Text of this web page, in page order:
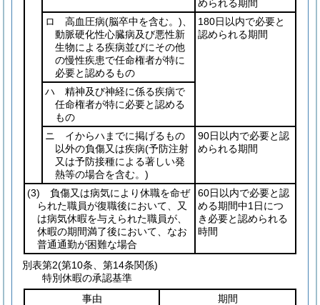
められる期間
ロ 高血圧病(脳卒中を含む。)
動脈硬化性心臓病及び悪性新
生物による疾病並びにその他
の慢性疾患で任命権者が特に
必要と認めるもの
180日以内で必要と
認められる期間
ハ 精神及び神経に係る疾病で
任命権者が特に必要と認める
もの
ニ イからハまでに掲げるもの
以外の負傷又は疾病(予防注射
又は予防接種による著しい発
熱等の場合を含む。)
90日以内で必要と認
められる期間
(3) 負傷又は病気により休職を命ぜ
られた職員が復職後において、又
は病気休暇を与えられた職員が、
休暇の期間満了後において、なお
普通通勤が困難な場合
60日以内で必要と認
める期間中1日につ
き必要と認められる
時間
別表第2(第10条、第14条関係)
特別休暇の承認基準
事由
期間